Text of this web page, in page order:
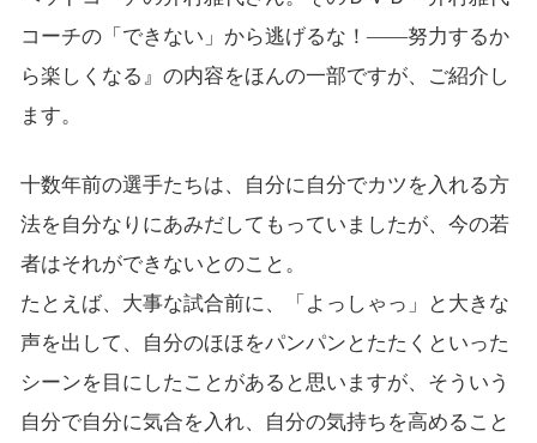
コーチの「できない」から逃げるな！――努力するか
ら楽しくなる』の内容をほんの一部ですが、ご紹介し
ます。
十数年前の選手たちは、自分に自分でカツを入れる方
法を自分なりにあみだしてもっていましたが、今の若
者はそれができないとのこと。
たとえば、大事な試合前に、「よっしゃっ」と大きな
声を出して、自分のほほをパンパンとたたくといった
シーンを目にしたことがあると思いますが、そういう
自分で自分に気合を入れ、自分の気持ちを高めること